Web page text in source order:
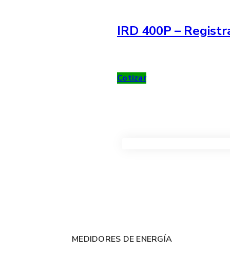
IRD 400P –
Cotizar
MEDIDORES DE ENERGÍA